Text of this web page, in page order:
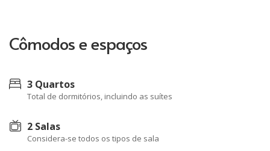
Cômodos e espaços
3 Quartos
Total de dormitórios, incluindo as suítes
2 Salas
Considera-se todos os tipos de sala